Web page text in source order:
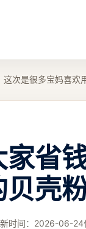
这次是很多宝妈喜欢
省
壳
时间： 2026-06-24